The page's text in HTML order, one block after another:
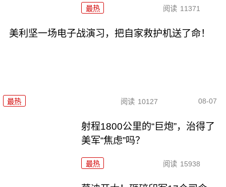
最热 阅读 11371
美利坚一场电子战演习，把自家救护机送了命！
最热 阅读 10127 08-07
射程1800公里的“巨炮”，治得了
美军“焦虑”吗？
最热 阅读 15938